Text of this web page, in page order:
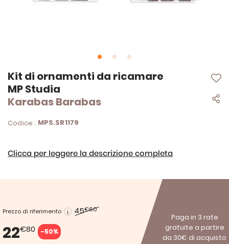
Kit di ornamenti da ricamare
MP Studia
Karabas Barabas
Codice : MPS.SR1179
Clicca per leggere la descrizione completa
Prezzo di riferimento 45€60
22€80 -50%
Paga in 3 rate
gratuite a partire
da 30€ di acquisto
Vai
all'inizio
della
galleria
immagini